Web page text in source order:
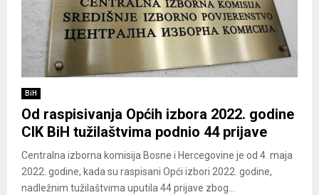
BiH
Od raspisivanja Općih izbora 2022. godine
CIK BiH tužilaštvima podnio 44 prijave
Centralna izborna komisija Bosne i Hercegovine je od 4. maja
2022. godine, kada su raspisani Opći izbori 2022. godine,
nadležnim tužilaštvima uputila 44 prijave zbog...